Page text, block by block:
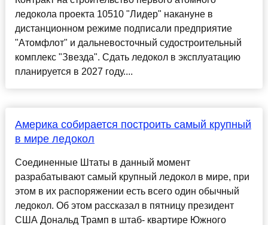
ледокола проекта 10510 "Лидер" накануне в
дистанционном режиме подписали предприятие
"Атомфлот" и дальневосточный судостроительный
комплекс "Звезда". Сдать ледокол в эксплуатацию
планируется в 2027 году....
Америка собирается построить самый крупный
в мире ледокол
Соединенные Штаты в данный момент
разрабатывают самый крупный ледокол в мире, при
этом в их распоряжении есть всего один обычный
ледокол. Об этом рассказал в пятницу президент
США Дональд Трамп в штаб- квартире Южного